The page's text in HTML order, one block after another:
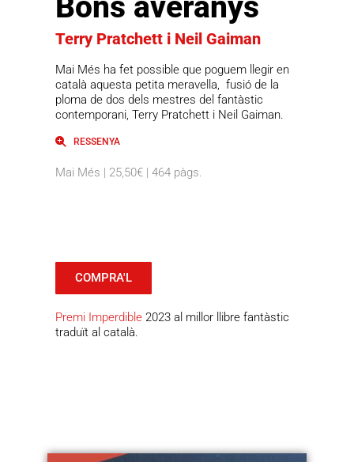
Terry Pratchett i Neil Gaiman
Mai Més ha fet possible que poguem llegir en
català aquesta petita meravella, fusió de la
ploma de dos dels mestres del fantàstic
contemporani, Terry Pratchett i Neil Gaiman.
RESSENYA
Mai Més | 25,50€ | 464 pàgs.
COMPRA'L
Premi Imperdible 2023 al millor llibre fantàstic
traduït al català.